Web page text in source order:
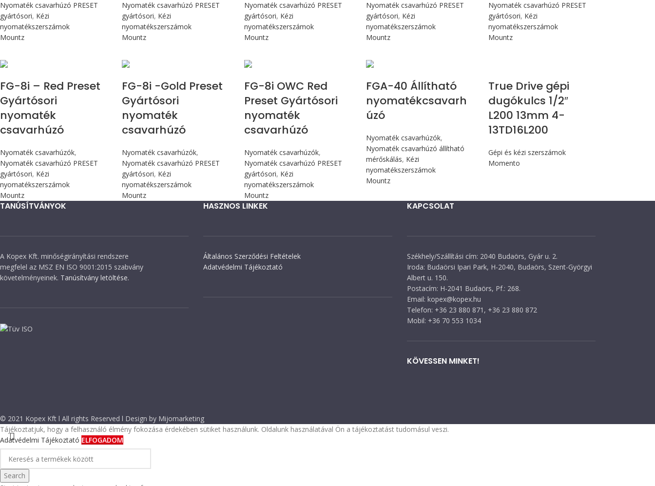
Nyomaték csavarhúzó PRESET
gyártósori, Kézi
nyomatékszerszámok
Mountz
Nyomaték csavarhúzó PRESET
gyártósori, Kézi
nyomatékszerszámok
Mountz
Nyomaték csavarhúzó PRESET
gyártósori, Kézi
nyomatékszerszámok
Mountz
Nyomaték csavarhúzó PRESET
gyártósori, Kézi
nyomatékszerszámok
Mountz
Nyomaték csavarhúzó PRESET
gyártósori, Kézi
nyomatékszerszámok
Mountz
FG-8i – Red Preset
Gyártósori
nyomaték
csavarhúzó
Nyomaték csavarhúzók,
Nyomaték csavarhúzó PRESET
gyártósori, Kézi
nyomatékszerszámok
Mountz
FG-8i -Gold Preset
Gyártósori
nyomaték
csavarhúzó
Nyomaték csavarhúzók,
Nyomaték csavarhúzó PRESET
gyártósori, Kézi
nyomatékszerszámok
Mountz
FG-8i OWC Red
Preset Gyártósori
nyomaték
csavarhúzó
Nyomaték csavarhúzók,
Nyomaték csavarhúzó PRESET
gyártósori, Kézi
nyomatékszerszámok
Mountz
FGA-40 Állítható
nyomatékcsavarh
úzó
Nyomaték csavarhúzók,
Nyomaték csavarhúzó állítható
mérőskálás, Kézi
nyomatékszerszámok
Mountz
True Drive gépi
dugókulcs 1/2″
L200 13mm 4-
13TD16L200
Gépi és kézi szerszámok
Momento
TANÚSÍTVÁNYOK
A Kopex Kft. minőségirányítási rendszere
megfelel az MSZ EN ISO 9001:2015 szabvány
követelményeinek. Tanúsítvány letöltése.
HASZNOS LINKEK
Általános Szerződési Feltételek
Adatvédelmi Tájékoztató
KAPCSOLAT
Székhely/Szállítási cím: 2040 Budaörs, Gyár u. 2.
Iroda: Budaörsi Ipari Park, H-2040, Budaörs, Szent-Györgyi
Albert u. 150.
Postacím: H-2041 Budaörs, Pf.: 268.
Email: kopex@kopex.hu
Telefon: +36 23 880 871, +36 23 880 872
Mobil: +36 70 553 1034
KÖVESSEN MINKET!
© 2021 Kopex Kft l All rights Reserved l Design by Mijomarketing
Search
Tájékoztatjuk, hogy a felhasználó élmény fokozása érdekében sütiket használunk. Oldalunk használatával Ön a tájékoztatást tudomásul veszi.
Adatvédelmi Tájékoztató ELFOGADOM